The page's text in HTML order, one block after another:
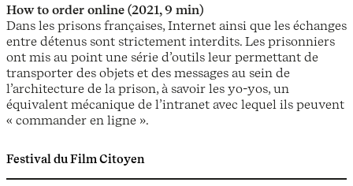
How to order online (2021, 9 min)
Dans les prisons françaises, Internet ainsi que les échanges
entre détenus sont strictement interdits. Les prisonniers
ont mis au point une série d’outils leur permettant de
transporter des objets et des messages au sein de
l’architecture de la prison, à savoir les yo-yos, un
équivalent mécanique de l’intranet avec lequel ils peuvent
« commander en ligne ».
Festival du Film Citoyen